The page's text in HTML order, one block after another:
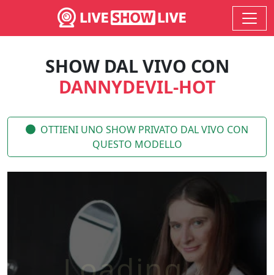
SHOW DAL VIVO CON
DANNYDEVIL-HOT
OTTIENI UNO SHOW PRIVATO DAL VIVO CON
QUESTO MODELLO